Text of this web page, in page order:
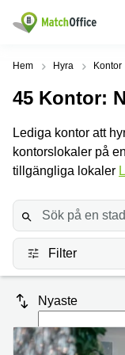
Hyra / hyra ut
Kategorier
Kontor
Kontorshotell
Lagerlokaler
Industrilokaler
Verkstad
Mötesrum
Populära
Stockholm
Göteborg
Uppsala
Norrköping
Skåne
Älvsjö
Populära
Kontorshotell
Stockholm
Stockholm
Kontorshotell
Göteborg
Coworking
Malmö
Hjälp
Om oss
Pris
Logga in
Hem Hyra Kontor
45 Kontor:
Lediga kontor att
kontorslokaler på
tillgängliga lokaler
Filter
Nyaste